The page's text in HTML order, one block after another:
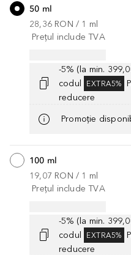
50 ml
28,36 RON / 1 ml
Prețul include TVA
-5% (la min.
codul
EXTRA5%
reducere
Promoție
100 ml
19,07 RON / 1 ml
Prețul include TVA
-5% (la min.
codul
EXTRA5%
reducere